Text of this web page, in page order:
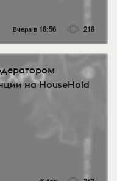
Вчера в 18:56 218
на HouseHold